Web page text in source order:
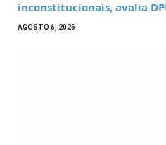
inconstitucionais, avalia
AGOSTO 6, 2026